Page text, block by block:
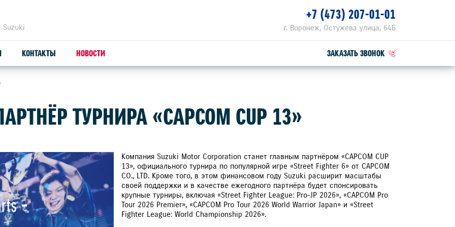
г. Воронеж, Остужева улица, 64Б
+7 (473) 207-01-01
ЗАПЧАСТИ И АКСЕССУАРЫ
ПРОДУКЦИЯ SUZUTEC
КУЗОВНЫЕ ЗАПЧАСТИ И РЕМОНТ
УЗНАТЬ СТОИМОСТЬ ДЕТАЛИ
СЕРВИС-КОМПЛЕКТЫ SUZUKI
СПЕЦПРЕДЛОЖЕНИЯ
SUZUKI ПРИВИЛЕГИЯ 3+
КОНТАКТЫ НОВОСТИ ЗАКАЗАТЬ ЗВОНОК
ТУРНИРА «CAPCOM CUP 13»
Компания Suzuki Motor Corporation станет главным партнёром «CAPCOM CUP
13», официального турнира по популярной игре «Street Fighter 6» от CAPCOM
CO., LTD. Кроме того, в этом финансовом году Suzuki расширит масштабы
своей поддержки и в качестве ежегодного партнёра будет спонсировать
крупные турниры, включая «Street Fighter League: Pro-JP 2026», «CAPCOM Pro
Tour 2026 Premier», «CAPCOM Pro Tour 2026 World Warrior Japan» и «Street
Fighter League: World Championship 2026».